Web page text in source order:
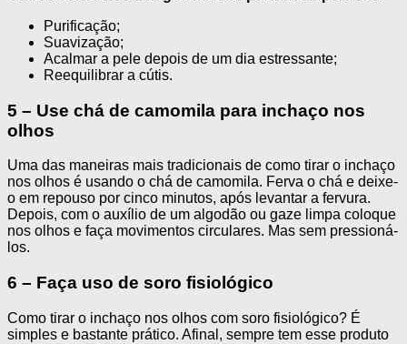
Purificação;
Suavização;
Acalmar a pele depois de um dia estressante;
Reequilibrar a cútis.
5 – Use chá de camomila para inchaço nos
olhos
Uma das maneiras mais tradicionais de como tirar o inchaço
nos olhos é usando o chá de camomila. Ferva o chá e deixe-
o em repouso por cinco minutos, após levantar a fervura.
Depois, com o auxílio de um algodão ou gaze limpa coloque
nos olhos e faça movimentos circulares. Mas sem pressioná-
los.
6 – Faça uso de soro fisiológico
Como tirar o inchaço nos olhos com soro fisiológico? É
simples e bastante prático. Afinal, sempre tem esse produto